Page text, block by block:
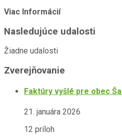
Viac Informácií
Nasledujúce udalosti
Žiadne udalosti
Zverejňovanie
Faktúry vyšlé pre obec
21. januára 2026
12 príloh